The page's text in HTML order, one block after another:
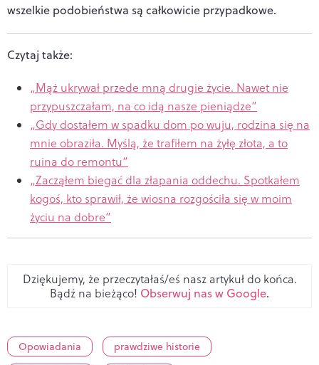
wszelkie podobieństwa są całkowicie przypadkowe.
Czytaj także:
„Mąż ukrywał przede mną drugie życie. Nawet nie
przypuszczałam, na co idą nasze pieniądze”
„Gdy dostałem w spadku dom po wuju, rodzina się na
mnie obraziła. Myślą, że trafiłem na żyłę złota, a to
ruina do remontu”
„Zacząłem biegać dla złapania oddechu. Spotkałem
kogoś, kto sprawił, że wiosna rozgościła się w moim
życiu na dobre”
Dziękujemy, że przeczytałaś/eś nasz artykuł do końca.
Bądź na bieżąco! Obserwuj nas w Google.
Opowiadania
prawdziwe historie